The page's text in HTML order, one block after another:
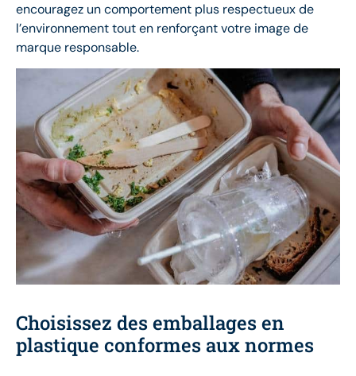
encouragez un comportement plus respectueux de
l’environnement tout en renforçant votre image de
marque responsable.
Choisissez des emballages en
plastique conformes aux normes